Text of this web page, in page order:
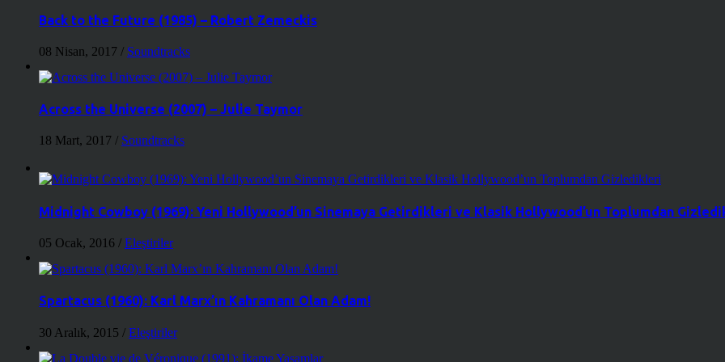
Back to the Future (1985) – Robert Zemeckis
08 Nisan, 2017 / Soundtracks
Across the Universe (2007) – Julie Taymor
18 Mart, 2017 / Soundtracks
Midnight Cowboy (1969): Yeni Hollywood’un Sinemaya Getirdikleri ve Klasik Hollywood’un Toplumdan
05 Ocak, 2016 / Eleştiriler
Spartacus (1960): Karl Marx’ın Kahramanı Olan Adam!
30 Aralık, 2015 / Eleştiriler